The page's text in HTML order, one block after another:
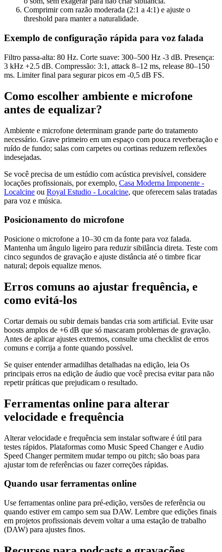
Comprimir com razão moderada (2:1 a 4:1) e ajuste o
threshold para manter a naturalidade.
Exemplo de configuração rápida para voz falada
Filtro passa-alta: 80 Hz. Corte suave: 300–500 Hz -3 dB. Presença:
3 kHz +2.5 dB. Compressão: 3:1, attack 8–12 ms, release 80–150
ms. Limiter final para segurar picos em -0,5 dB FS.
Como escolher ambiente e microfone
antes de equalizar?
Ambiente e microfone determinam grande parte do tratamento
necessário. Grave primeiro em um espaço com pouca reverberação e
ruído de fundo; salas com carpetes ou cortinas reduzem reflexões
indesejadas.
Se você precisa de um estúdio com acústica previsível, considere
locações profissionais, por exemplo, Casa Moderna Imponente -
Localcine ou Royal Estudio - Localcine, que oferecem salas tratadas
para voz e música.
Posicionamento do microfone
Posicione o microfone a 10–30 cm da fonte para voz falada.
Mantenha um ângulo ligeiro para reduzir sibilância direta. Teste com
cinco segundos de gravação e ajuste distância até o timbre ficar
natural; depois equalize menos.
Erros comuns ao ajustar frequência, e
como evitá-los
Cortar demais ou subir demais bandas cria som artificial. Evite usar
boosts amplos de +6 dB que só mascaram problemas de gravação.
Antes de aplicar ajustes extremos, consulte uma checklist de erros
comuns e corrija a fonte quando possível.
Se quiser entender armadilhas detalhadas na edição, leia Os
principais erros na edição de áudio que você precisa evitar para não
repetir práticas que prejudicam o resultado.
Ferramentas online para alterar
velocidade e frequência
Alterar velocidade e frequência sem instalar software é útil para
testes rápidos. Plataformas como Music Speed Changer e Audio
Speed Changer permitem mudar tempo ou pitch; são boas para
ajustar tom de referências ou fazer correções rápidas.
Quando usar ferramentas online
Use ferramentas online para pré-edição, versões de referência ou
quando estiver em campo sem sua DAW. Lembre que edições finais
em projetos profissionais devem voltar a uma estação de trabalho
(DAW) para ajustes finos.